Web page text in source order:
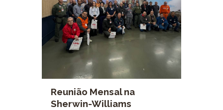
Reunião Mensal na
Sherwin-Williams